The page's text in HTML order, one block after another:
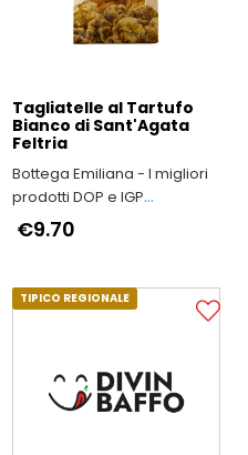
Tagliatelle al Tartufo
Bianco di Sant'Agata
Feltria
Bottega Emiliana - I migliori
prodotti DOP e IGP
dell'Emilia-Romagna
€9.70
TIPICO REGIONALE